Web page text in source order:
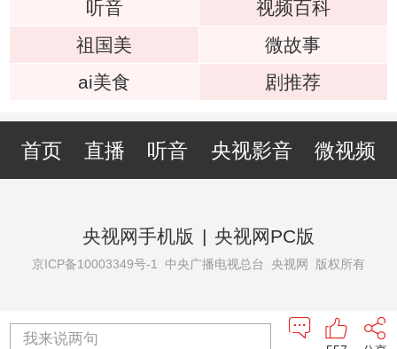
听音
视频百科
祖国美
微故事
ai美食
剧推荐
首页 直播 听音 央视影音 微视频
央视网手机版 | 央视网PC版
京ICP备10003349号-1 中央广播电视总台 央视网 版权所有
我来说两句